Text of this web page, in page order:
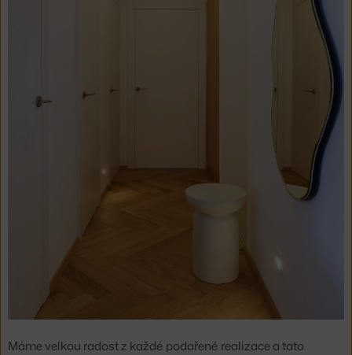
Máme velkou radost z každé podařené realizace a tato